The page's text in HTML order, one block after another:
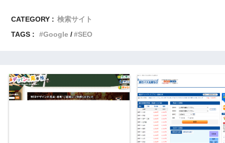
CATEGORY : 検索サイト
TAGS :
Google SEO